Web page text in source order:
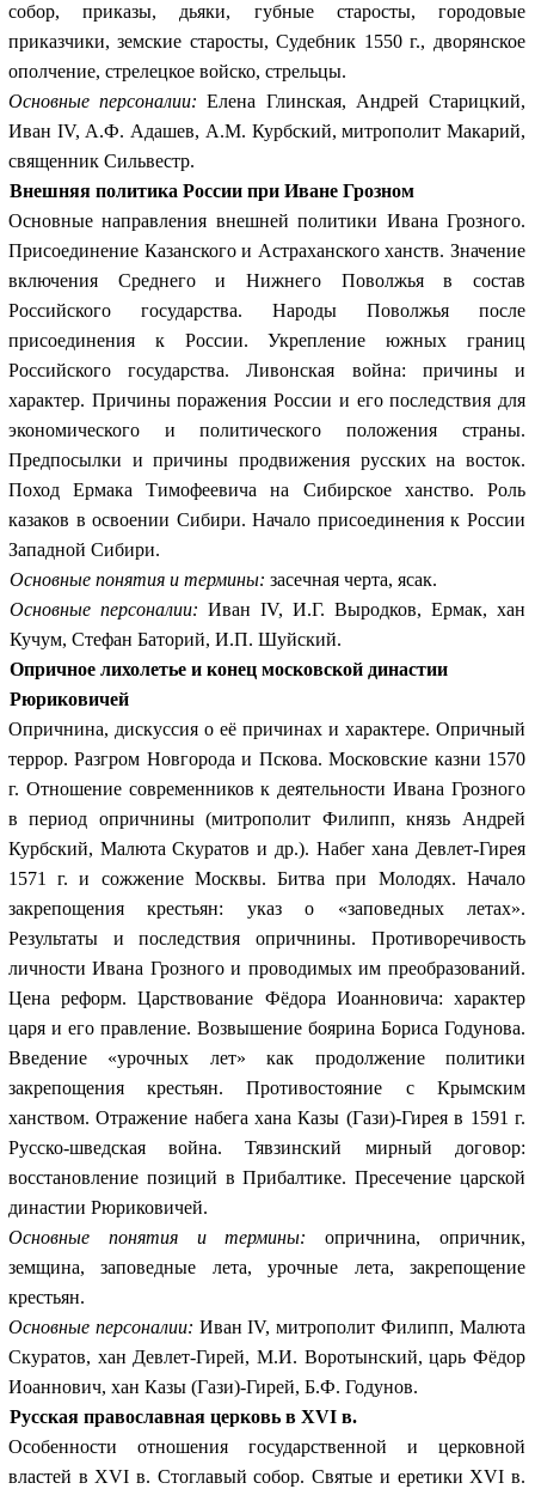
собор, приказы, дьяки, губные старосты, городовые
приказчики, земские старосты, Судебник 1550 г., дворянское
ополчение, стрелецкое войско, стрельцы.
Основные персоналии:Елена Глинская, Андрей Старицкий,
Иван IV, А.Ф. Адашев, А.М. Курбский, митрополит Макарий,
священник Сильвестр.
Внешняя политика России при Иване Грозном
Основные направления внешней политики Ивана Грозного.
Присоединение Казанского и Астраханского ханств. Значение
включения Среднего и Нижнего Поволжья в состав
Российского государства. Народы Поволжья после
присоединения к России. Укрепление южных границ
Российского государства. Ливонская война: причины и
характер. Причины поражения России и его последствия для
экономического и политического положения страны.
Предпосылки и причины продвижения русских на восток.
Поход Ермака Тимофеевича на Сибирское ханство. Роль
казаков в освоении Сибири. Начало присоединения к России
Западной Сибири.
Основные понятия и термины: засечная черта, ясак.
Основные персоналии: Иван IV, И.Г. Выродков, Ермак, хан
Кучум, Стефан Баторий, И.П. Шуйский.
Опричное лихолетье и конец московской династии
Рюриковичей
Опричнина, дискуссия о её причинах и характере. Опричный
террор. Разгром Новгорода и Пскова. Московские казни 1570
г. Отношение современников к деятельности Ивана Грозного
в период опричнины (митрополит Филипп, князь Андрей
Курбский, Малюта Скуратов и др.). Набег хана Девлет-Гирея
1571 г. и сожжение Москвы. Битва при Молодях. Начало
закрепощения крестьян: указ о «заповедных летах».
Результаты и последствия опричнины. Противоречивость
личности Ивана Грозного и проводимых им преобразований.
Цена реформ. Царствование Фёдора Иоанновича: характер
царя и его правление. Возвышение боярина Бориса Годунова.
Введение «урочных лет» как продолжение политики
закрепощения крестьян. Противостояние с Крымским
ханством. Отражение набега хана Казы (Гази)-Гирея в 1591 г.
Русско-шведская война. Тявзинский мирный договор:
восстановление позиций в Прибалтике. Пресечение царской
династии Рюриковичей.
Основные понятия и термины: опричнина, опричник,
земщина, заповедные лета, урочные лета, закрепощение
крестьян.
Основные персоналии: Иван IV, митрополит Филипп, Малюта
Скуратов, хан Девлет-Гирей, М.И. Воротынский, царь Фёдор
Иоаннович, хан Казы (Гази)-Гирей, Б.Ф. Годунов.
Русская православная церковь в XVI в.
Особенности отношения государственной и церковной
властей в XVI в. Стоглавый собор. Святые и еретики XVI в.